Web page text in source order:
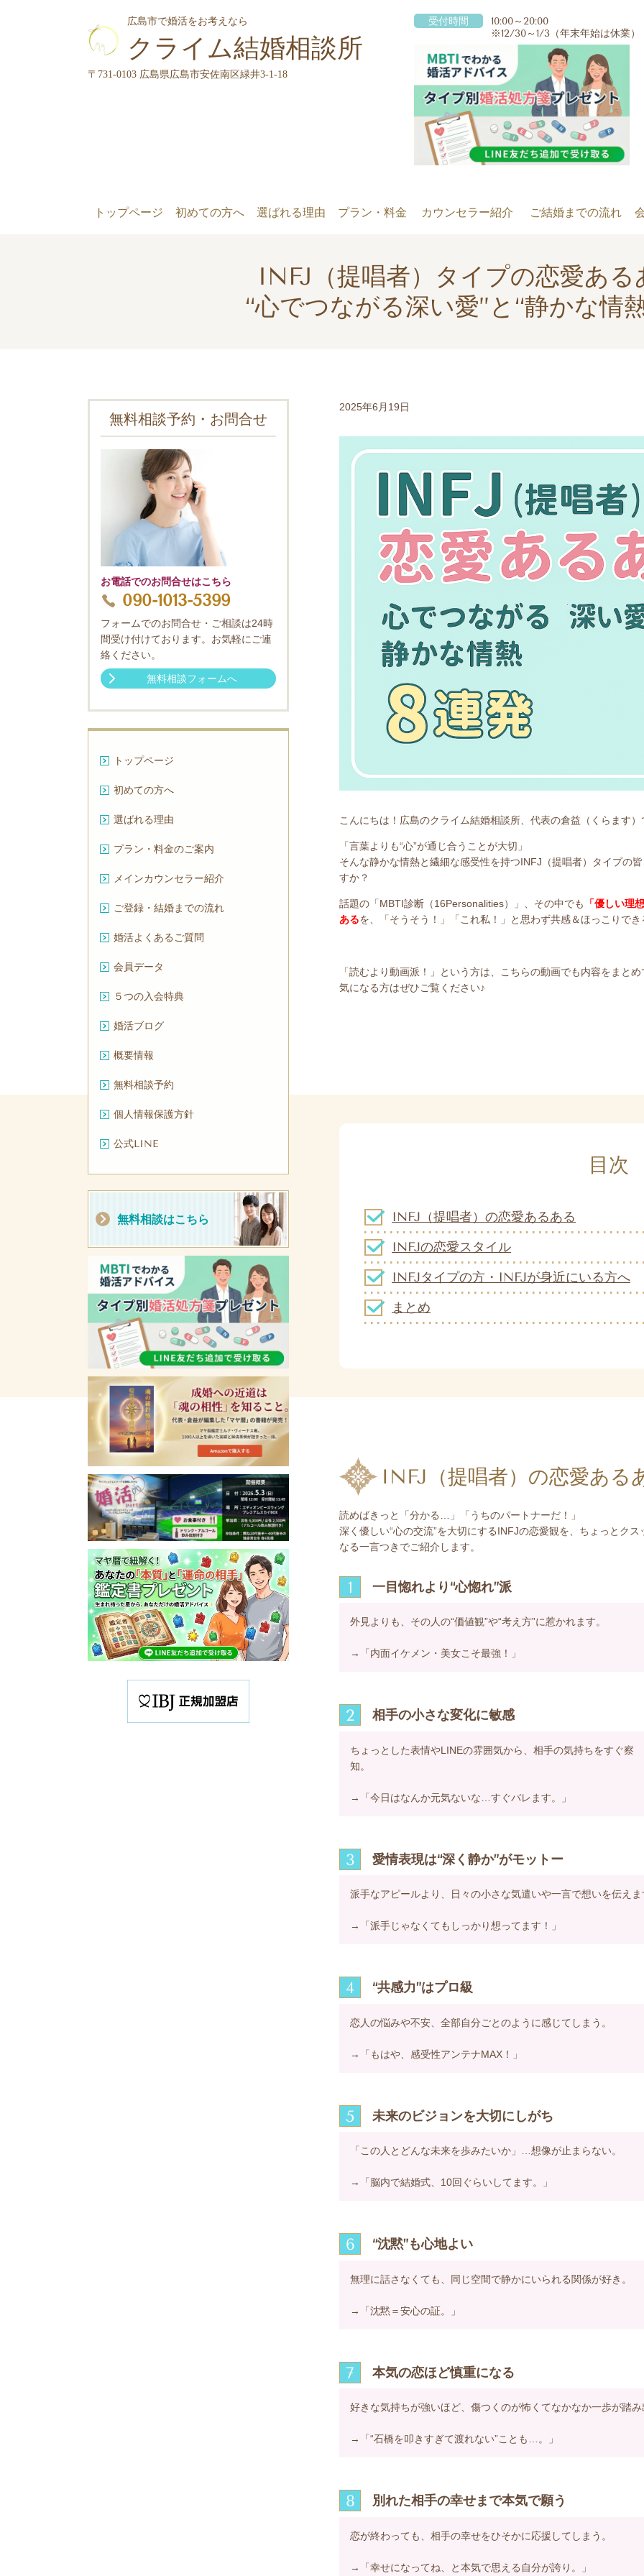
広島市で婚活をお考えなら
クライム結婚相談所
〒731-0103 広島県広島市安佐南区緑井3-1-18
受付時間
10:00～20:00
※12/30～1/3（年末年始は休業）
トップページ 初めての方へ 選ばれる理由 プラン・料金 カウンセラー紹介 ご結婚までの流れ
INFJ（提唱者）タイプの恋愛ある
“心でつながる深い愛”と“静かな情
2025年6月19日
こんにちは！広島のクライム結婚相談所、代表の倉益（くらます）
「言葉よりも“心”が通じ合うことが大切」
そんな静かな情熱と繊細な感受性を持つINFJ（提唱者）タイプの
すか？
話題の 「MBTI診断 （16Personalities）」 、その中でも
「優しい理
あるを、「そうそう！」「これ私！」と思わず共感＆ほっこりで
「読むより動画派！」という方は、こちらの動画でも内容をまと
気になる方はぜひご覧ください♪
目次
INFJ（提唱者）の恋愛あるある
INFJの恋愛スタイル
INFJタイプの方・INFJが身近にいる方へ
まとめ
INFJ（提唱者）の恋愛ある
読めばきっと「分かる…」「うちのパートナーだ！」
深く優しい“心の交流”を大切にするINFJの恋愛観を、ちょっとクス
なる一言つきでご紹介します。
1 一目惚れより“心惚れ”派
外見よりも、その人の“価値観”や“考え方”に惹かれます。
→「内面イケメン・美女こそ最強！」
2 相手の小さな変化に敏感
ちょっとした表情やLINEの雰囲気から、相手の気持ちをすぐ察
知。
→「今日はなんか元気ないな…すぐバレます。」
3 愛情表現は“深く静か”がモットー
派手なアピールより、日々の小さな気遣いや一言で想いを伝えま
→「派手じゃなくてもしっかり想ってます！」
4 “共感力”はプロ級
恋人の悩みや不安、全部自分ごとのように感じてしまう。
→「もはや、 感受性アンテナMAX！ 」
5 未来のビジョンを大切にしがち
「この人とどんな未来を歩みたいか」…想像が止まらない。
→「脳内で結婚式、10回ぐらいしてます。」
6 “沈黙”も心地よい
無理に話さなくても、同じ空間で静かにいられる関係が好き。
→「沈黙＝安心の証。」
7 本気の恋ほど慎重になる
好きな気持ちが強いほど、傷つくのが怖くてなかなか一歩が踏
→「“石橋を叩きすぎて渡れない”ことも…。」
8 別れた相手の幸せまで本気で願う
恋が終わっても、相手の幸せをひそかに応援してしまう。
→「幸せになってね、と本気で思える自分が誇り。」
無料相談予約・お問合せ
お電話でのお問合せはこちら
090-1013-5399
フォームでのお問合せ・ご相談は24時
間受け付けております。お気軽にご連
絡ください。
無料相談フォームへ
トップページ
初めての方へ
選ばれる理由
プラン・料金のご案内
メインカウンセラー紹介
ご登録・結婚までの流れ
婚活よくあるご質問
会員データ
５つの入会特典
婚活ブログ
概要情報
無料相談予約
個人情報保護方針
公式LINE
無料相談はこちら